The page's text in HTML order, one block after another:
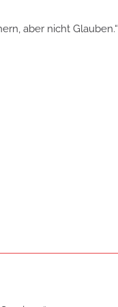
aber nicht Glauben.“